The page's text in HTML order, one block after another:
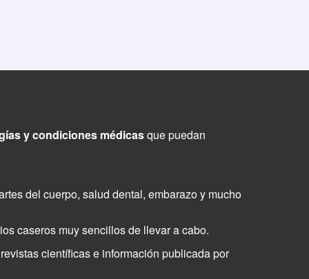
y condiciones médicasque puedan
del cuerpo, salud dental, embarazo y mucho
caseros muy sencillos de llevar a cabo.
científicas e información publicada por